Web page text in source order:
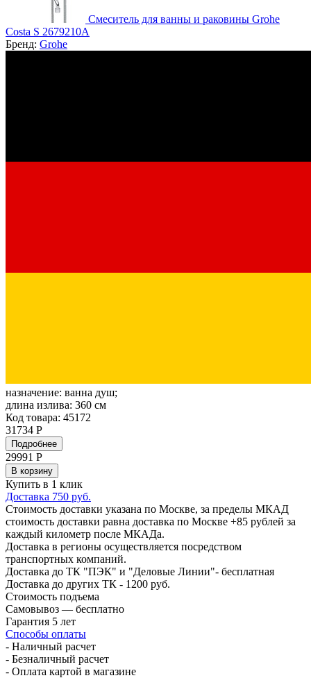
Смеситель для ванны и раковины Grohe
Costa S 2679210A
Бренд: Grohe
назначение: ванна душ;
длина излива: 360 см
Код товара: 45172
31734 Р
Подробнее
29991 Р
В корзину
Купить в 1 клик
Доставка 750 руб.
Стоимость доставки указана по Москве, за пределы МКАД
стоимость доставки равна доставка по Москве +85 рублей за
каждый километр после МКАДа.
Доставка в регионы осуществляется посредством
транспортных компаний.
Доставка до ТК "ПЭК" и "Деловые Линии"- бесплатная
Доставка до других ТК - 1200 руб.
Стоимость подъема
Самовывоз — бесплатно
Гарантия 5 лет
Способы оплаты
- Наличный расчет
- Безналичный расчет
- Оплата картой в магазине